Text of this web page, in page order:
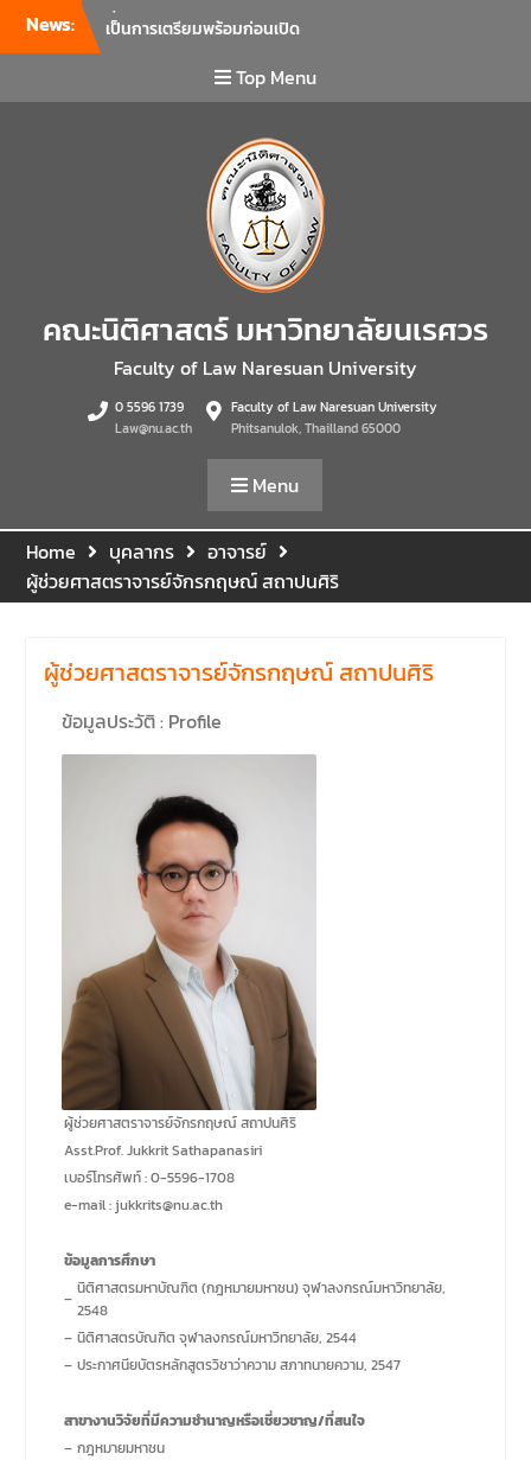
News:
คณะนิติศาสตร์ มหาวิทยาลัย
ความพร้อมเพื่อรับมือภัยพิบัติ
และปฐมพยาบาลเบื้องต้น
อาคารปราบไตรจักร 2
มหาวิทยาลัยนเรศวร โดย
กิจกรรมดังกล่าวจัดขึ้นสำหรับ
บุคลากรที่ปฏิบัติงาน ณ กลุ่ม
อาคารอุตสาหกรรมบริการ เพื่อ
ร่วมกันสร้างพื้นที่การทำงานที่
งานภายในกลุ่มอาคารทั้ง 3
คณะ และ 1 กอง
นเรศวร จัดโครงการปฐมนิเทศ
และพบผู้ปกครอง ประจำปีการ
ศึกษา 2569 โดยได้รับเกียรติ
จาก รองศาสตราจารย์ ดร.บุญ
ญรัตน์ โชคบันดาลชัย คณบดี
คณะนิติศาสตร์ ให้เกียรติเป็น
ประธานในพิธีเปิด พร้อมกล่าว
ต้อนรับและให้โอวาทแก่นิสิตใหม่
ด้านการเรียนการสอนของคณะ
รองศาสตราจารย์ ดร.บุญญ
รัตน์ โชคบันดาลชัย คณบดี
ประชุมผู้บริหารคณะพบ
บุคลากรคณะนิติศาสตร์ เพื่อ
เป็นการเตรียมพร้อมก่อนเปิด
ภาคเรียนต้น ปีการศึกษา 2569
พร้อมด้วยรองคณบดีทุกฝ่าย
เข้าร่วมแจ้งนโยบายแนวทาง
การบริหารงานในแต่ละด้านของ
คณะ รวมทั้งการเตรียมความ
พร้อมการจัดการเรียนการสอน
รายวิชาวิจัยทางกฎหมาย และ
รายวิชาตรรกศาสตร์และการ
เขียนในทางนิติศาสตร์ ณ ห้อง
ประชุมชั้น 3 อาคารคณะ
นิติศาสตร์ มหาวิทยาลัยนเรศวร
Top Menu
คณะนิติศาสตร์ มหาวิทยาลัยนเรศวร
Faculty of Law Naresuan University
0 5596 1739
Law@nu.ac.th
Faculty of Law Naresuan University
Phitsanulok, Thailland 65000
Menu
Home บุคลากร
อาจารย์
ผู้ช่วยศาสตราจารย์จักรกฤษณ์ สถาปนศิริ
ผู้ช่วยศาสตราจารย์จักรกฤษณ์ สถาปนศิริ
ข้อมูลประวัติ : Profile
ผู้ช่วยศาสตราจารย์จักรกฤษณ์ สถาปนศิริ
Asst.Prof. Jukkrit Sathapanasiri
เบอร์โทรศัพท์ : 0-5596-1708
e-mail : jukkrits@nu.ac.th
ข้อมูลการศึกษา
– นิติศาสตรมหาบัณฑิต (กฎหมายมหาชน) จุฬาลงกรณ์มหาวิทยาลัย,
2548
– นิติศาสตรบัณฑิต จุฬาลงกรณ์มหาวิทยาลัย, 2544
– ประกาศนียบัตรหลักสูตรวิชาว่าความ สภาทนายความ, 2547
สาขางานวิจัยที่มีความชํานาญหรือเชี่ยวชาญ/ที่สนใจ
– กฎหมายมหาชน